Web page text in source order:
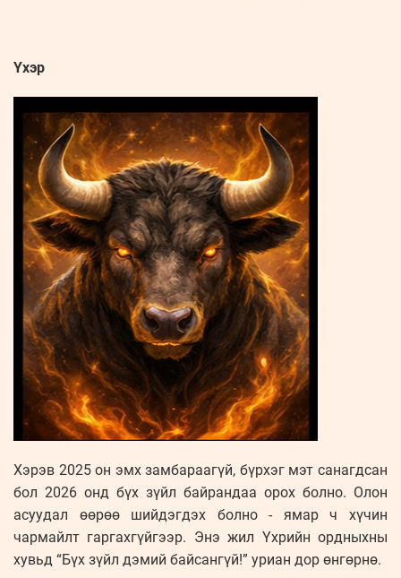
Үхэр
Хэрэв 2025 он эмх замбараагүй, бүрхэг мэт санагдсан
бол 2026 онд бүх зүйл байрандаа орох болно. Олон
асуудал өөрөө шийдэгдэх болно - ямар ч хүчин
чармайлт гаргахгүйгээр. Энэ жил Үхрийн ордныхны
хувьд “Бүх зүйл дэмий байсангүй!” уриан дор өнгөрнө.